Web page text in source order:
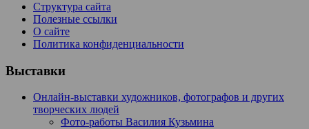
Структура сайта
Полезные ссылки
О сайте
Политика конфиденциальности
Выставки
Онлайн-выставки художников, фотографов и других
творческих людей
Фото-работы Василия Кузьмина